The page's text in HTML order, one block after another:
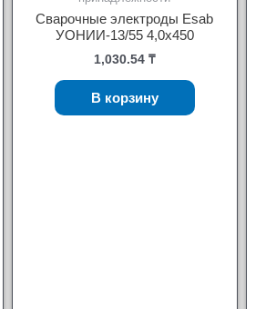
Сварочные электроды Esab
УОНИИ-13/55 4,0х450
1,030.54₸
В корзину